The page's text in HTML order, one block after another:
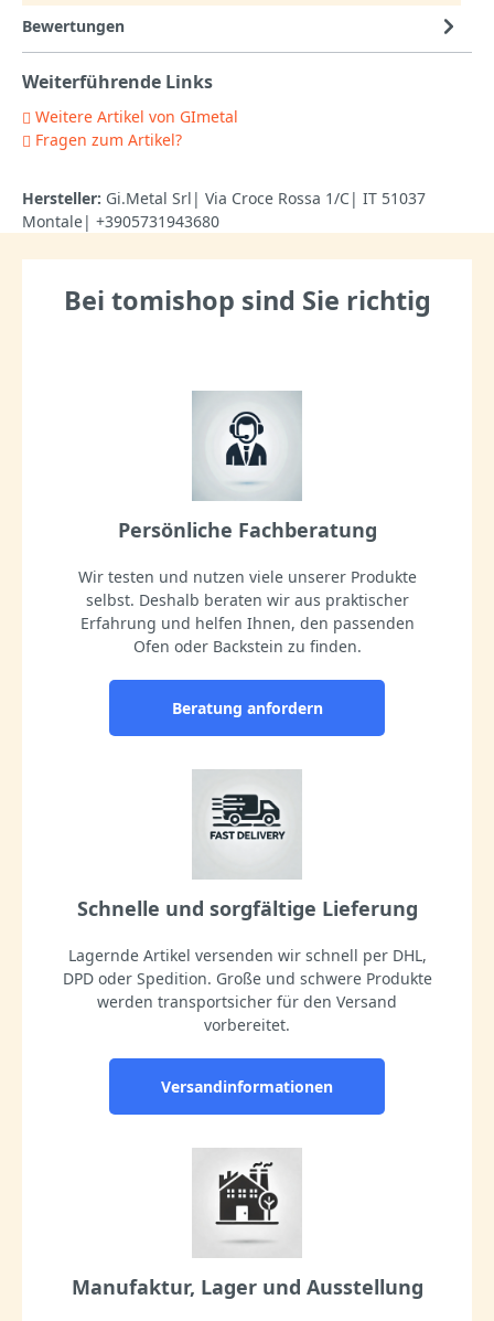
Bewertungen
Weiterführende Links
Weitere Artikel von GImetal
Fragen zum Artikel?
Hersteller: Gi.Metal Srl| Via Croce Rossa 1/C| IT 51037
Montale| +3905731943680
Bei tomishop sind Sie richtig
Persönliche Fachberatung
Wir testen und nutzen viele unserer Produkte
selbst. Deshalb beraten wir aus praktischer
Erfahrung und helfen Ihnen, den passenden
Ofen oder Backstein zu finden.
Beratung anfordern
Schnelle und sorgfältige Lieferung
Lagernde Artikel versenden wir schnell per DHL,
DPD oder Spedition. Große und schwere Produkte
werden transportsicher für den Versand
vorbereitet.
Versandinformationen
Manufaktur, Lager und Ausstellung